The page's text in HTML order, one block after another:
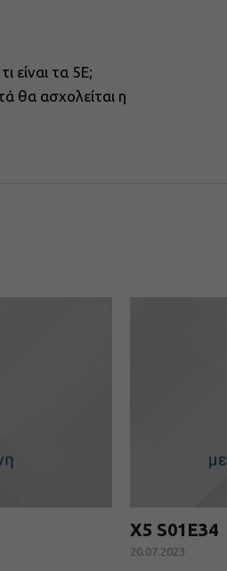
είναι τα 5Ε;
θα ασχολείται η
X5 S01E34
20.07.2023